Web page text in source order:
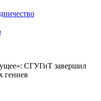
СГУГиТ завершил
гениев